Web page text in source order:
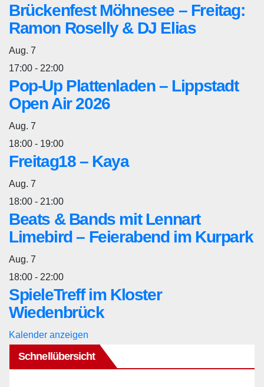
Brückenfest Möhnesee – Freitag:
Ramon Roselly & DJ Elias
Aug. 7
17:00 - 22:00
Pop-Up Plattenladen – Lippstadt
Open Air 2026
Aug. 7
18:00 - 19:00
Freitag18 – Kaya
Aug. 7
18:00 - 21:00
Beats & Bands mit Lennart
Limebird – Feierabend im Kurpark
Aug. 7
18:00 - 22:00
SpieleTreff im Kloster
Wiedenbrück
Kalender anzeigen
Schnellübersicht